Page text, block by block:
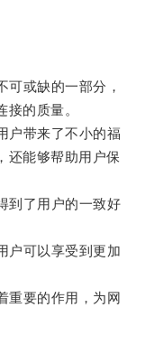
或缺的一部分，
的质量。
带来了不小的福
还能够帮助用户保
了用户的一致好
可以享受到更加
要的作用，为网